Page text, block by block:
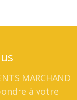
MARCHAND
à votre